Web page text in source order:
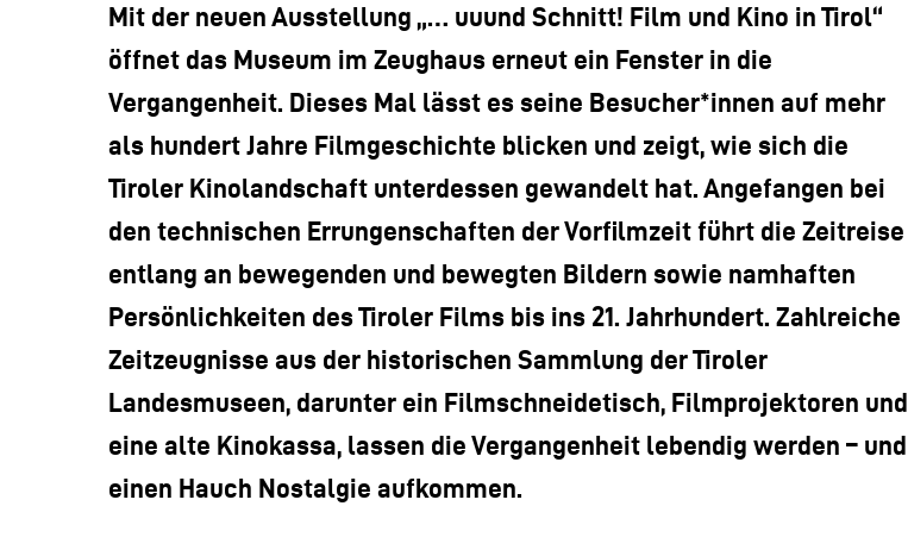
Mit der neuen Ausstellung „… uuund Schnitt! Film und Kino in Tirol“
öffnet das Museum im Zeughaus erneut ein Fenster in die
Vergangenheit. Dieses Mal lässt es seine Besucher*innen auf mehr
als hundert Jahre Filmgeschichte blicken und zeigt, wie sich die
Tiroler Kinolandschaft unterdessen gewandelt hat. Angefangen bei
den technischen Errungenschaften der Vorfilmzeit führt die Zeitreise
entlang an bewegenden und bewegten Bildern sowie namhaften
Persönlichkeiten des Tiroler Films bis ins 21. Jahrhundert. Zahlreiche
Zeitzeugnisse aus der historischen Sammlung der Tiroler
Landesmuseen, darunter ein Filmschneidetisch, Filmprojektoren und
eine alte Kinokassa, lassen die Vergangenheit lebendig werden – und
einen Hauch Nostalgie aufkommen.